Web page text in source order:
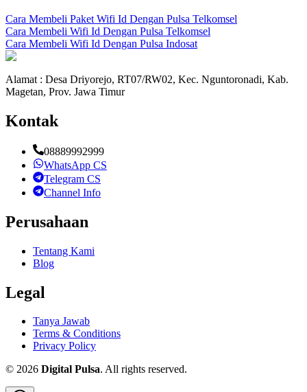
Cara Membeli Paket Wifi Id Dengan Pulsa Telkomsel
Cara Membeli Wifi Id Dengan Pulsa Telkomsel
Cara Membeli Wifi Id Dengan Pulsa Indosat
Alamat : Desa Driyorejo, RT07/RW02, Kec. Nguntoronadi, Kab.
Magetan, Prov. Jawa Timur
Kontak
08889992999
WhatsApp CS
Telegram CS
Channel Info
Perusahaan
Tentang Kami
Blog
Legal
Tanya Jawab
Terms & Conditions
Privacy Policy
© 2026 Digital Pulsa. All rights reserved.